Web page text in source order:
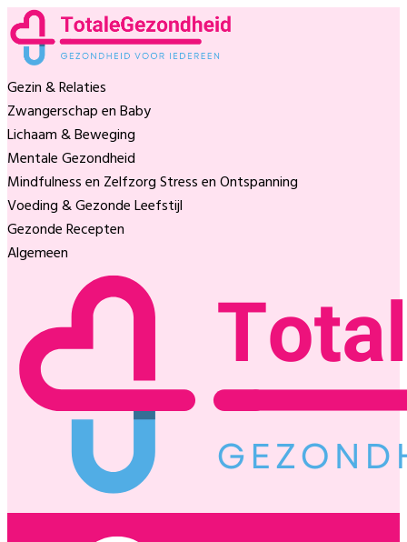
Gezin & Relaties
Zwangerschap en Baby
Lichaam & Beweging
Mentale Gezondheid
Mindfulness en ZelfzorgStress en Ontspanning
Voeding & Gezonde Leefstijl
Gezonde Recepten
Algemeen